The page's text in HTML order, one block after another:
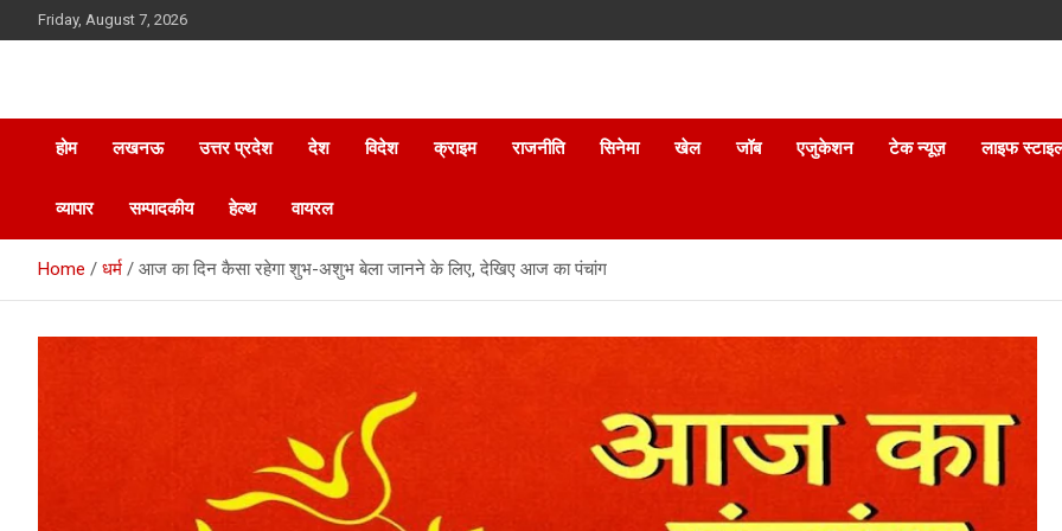
to
Friday, August 7, 2026
होम लखनऊ उत्तर प्रदेश देश विदेश क्राइम राजनीति सिनेमा खेल जॉब एजुकेशन टेक न्यूज़ लाइफ
व्यापार सम्पादकीय हेल्थ वायरल
Home धर्म आज का दिन कैसा रहेगा शुभ-अशुभ बेला जानने के लिए, देखिए आज का पंचांग